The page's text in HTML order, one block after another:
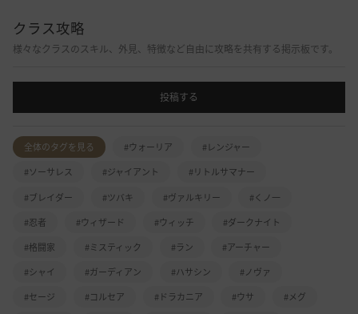
クラス攻略
様々なクラスのスキル、外見、特徴など自由に攻略を共有する掲示板です。
投稿する
全体のタグを見る #ウォーリア
#レンジャー
#ソーサレス
#ジャイアント
#リトルサマナー
#ブレイダー
#ツバキ #ヴァルキリー
#くノ一
#忍者
#ウィザード #ウィッチ
#ダークナイト
#格闘家
#ミスティック #ラン
#アーチャー
#シャイ
#ガーディアン #ハサシン
#ノヴァ
#セージ
#コルセア #ドラカニア #ウサ
#メグ